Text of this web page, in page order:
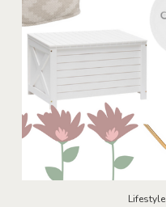
Lifestyle